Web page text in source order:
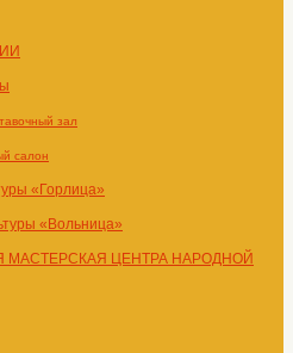
зал
салон
«Горлица»
«Вольница»
МАСТЕРСКАЯ ЦЕНТРА НАРОДНОЙ